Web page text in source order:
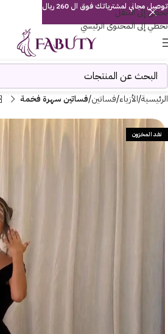
تخطي إلى التنقل
تخطي إلى المحتوى الرئيسي
الرئيسية الأزياء فساتين فساتين سهرة فخمة
نفد المخزون
توصيل مجاني لمشترياتك فوق ال 260 ريال